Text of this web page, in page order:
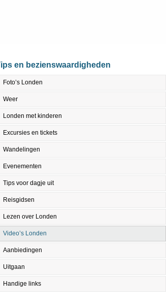
en bezienswaardigheden
Foto’s Londen
Weer
Londen met kinderen
Excursies en tickets
Wandelingen
Evenementen
Tips voor dagje uit
Reisgidsen
Lezen over Londen
Video’s Londen
Aanbiedingen
Uitgaan
Handige links